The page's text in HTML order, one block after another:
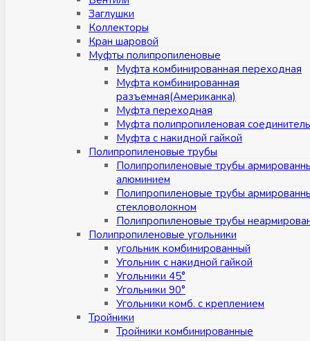
Заглушки
Коллекторы
Кран шаровой
Муфты полипропиленовые
Муфта комбинированная переходная
Муфта комбинированная
разъемная(Американка)
Муфта переходная
Муфта полипропиленовая
Муфта с накидной гайкой
Полипропиленовые трубы
Полипропиленовые трубы
алюминием
Полипропиленовые трубы
стекловолокном
Полипропиленовые трубы
Полипропиленовые угольники
угольник комбинированный
Угольник с накидной гайкой
Угольники 45°
Угольники 90°
Угольники комб. с креплением
Тройники
Тройники комбинированные